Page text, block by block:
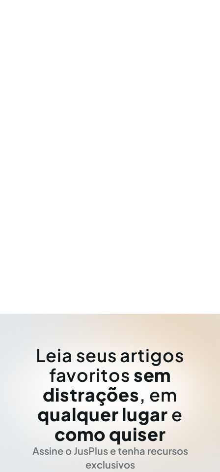
Leia seus artigos
favoritos sem
distrações, em
qualquer lugar e
como quiser
Assine o JusPlus e tenha recursos
exclusivos